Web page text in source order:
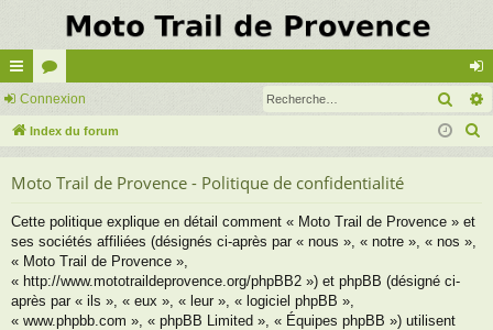
cc
ès
de
or
u
on
ne
Connexion
Index du forum
Moto Trail de Provence - Politique de confidentialité
Cette politique explique en détail comment « Moto Trail de Provence » et
ses sociétés affiliées (désignés ci-après par « nous », « notre », « nos »,
« Moto Trail de Provence »,
« http://www.mototraildeprovence.org/phpBB2 ») et phpBB (désigné ci-
après par « ils », « eux », « leur », « logiciel phpBB »,
« www.phpbb.com », « phpBB Limited », « Équipes phpBB ») utilisent